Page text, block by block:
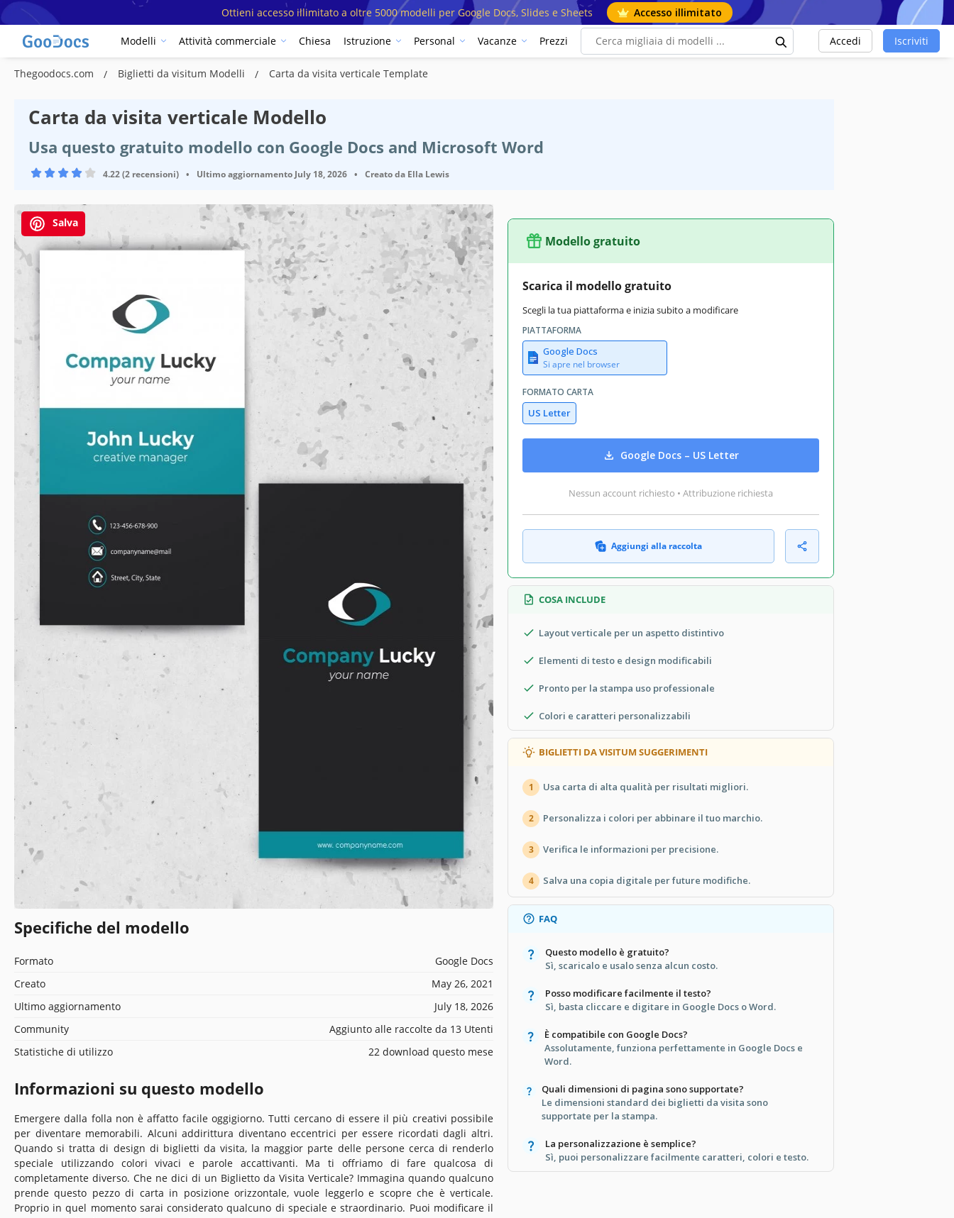
Ottieni accesso illimitato a oltre 5000 modelli per Google Docs, Slides e Sheets Accesso illimitato
Modelli Attività commerciale Chiesa Istruzione Personal Vacanze Prezzi Accedi Iscriviti
Thegoodocs.com Biglietti da visitum Modelli Carta da visita verticale Template
Carta da visita verticale Modello
Usa questo gratuito modello con Google Docs and Microsoft Word
4.22 (2 recensioni) • Ultimo aggiornamento July 18, 2026 • Creato da Ella Lewis
Salva
Specifiche del modello
Formato
Google Docs
Creato
May 26, 2021
Ultimo aggiornamento
July 18, 2026
Community
Aggiunto alle raccolte da 13 Utenti
Statistiche di utilizzo
22 download questo mese
Informazioni su questo modello
Emergere dalla folla non è affatto facile oggigiorno. Tutti cercano di essere il più creativi possibile
per diventare memorabili. Alcuni addirittura diventano eccentrici per essere ricordati dagli altri.
Quando si tratta di design di biglietti da visita, la maggior parte delle persone cerca di renderlo
speciale utilizzando colori vivaci e parole accattivanti. Ma ti offriamo di fare qualcosa di
completamente diverso. Che ne dici di un Biglietto da Visita Verticale? Immagina quando qualcuno
prende questo pezzo di carta in posizione orizzontale, vuole leggerlo e scopre che è verticale.
Proprio in quel momento sarai considerato qualcuno di speciale e straordinario. Puoi modificare il
Modello gratuito
Scarica il modello gratuito
Scegli la tua piattaforma e inizia subito a modificare
PIATTAFORMA
Google Docs
Si apre nel browser
FORMATO CARTA
US Letter
Google Docs – US Letter
Nessun account richiesto • Attribuzione richiesta
Aggiungi alla raccolta
COSA INCLUDE
Layout verticale per un aspetto distintivo
Elementi di testo e design modificabili
Pronto per la stampa uso professionale
Colori e caratteri personalizzabili
BIGLIETTI DA VISITUM SUGGERIMENTI
1 Usa carta di alta qualità per risultati migliori.
2 Personalizza i colori per abbinare il tuo marchio.
3 Verifica le informazioni per precisione.
4 Salva una copia digitale per future modifiche.
FAQ
Questo modello è gratuito?
Sì, scaricalo e usalo senza alcun costo.
Posso modificare facilmente il testo?
Sì, basta cliccare e digitare in Google Docs o Word.
È compatibile con Google Docs?
Assolutamente, funziona perfettamente in Google Docs e
Word.
Quali dimensioni di pagina sono supportate?
Le dimensioni standard dei biglietti da visita sono
supportate per la stampa.
La personalizzazione è semplice?
Sì, puoi personalizzare facilmente caratteri, colori e testo.